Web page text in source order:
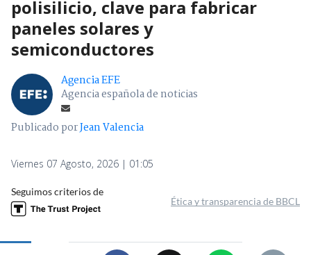
polisilicio, clave para fabricar
paneles solares y
semiconductores
Agencia EFE
Agencia española de noticias
Publicado porJean Valencia
Viernes 07 Agosto, 2026 | 01:05
Seguimos criterios de
Ética y transparencia de BBCL